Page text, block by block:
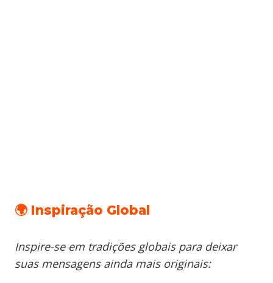
🌍 Inspiração Global
Inspire-se em tradições globais para deixar
suas mensagens ainda mais originais: